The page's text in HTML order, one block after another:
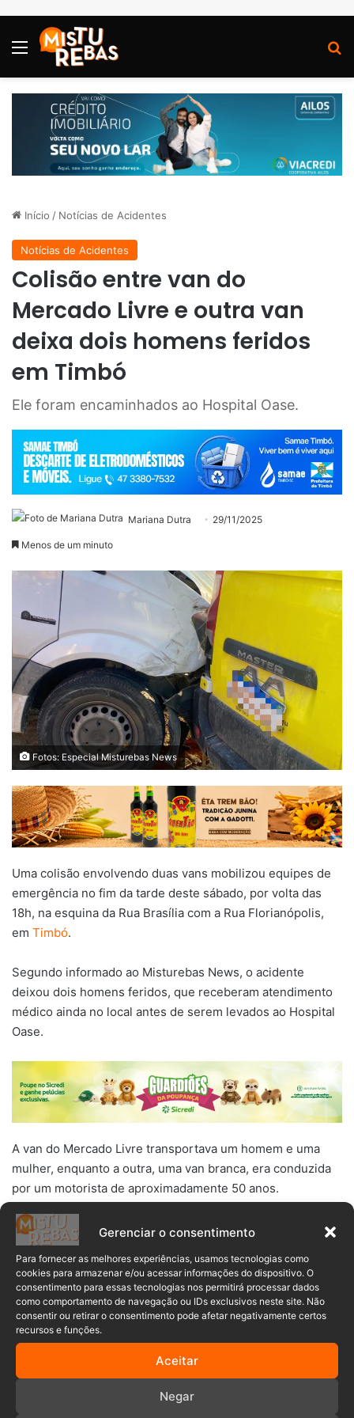
Gerenciar o consentimento
Para fornecer as melhores experiências, usamos tecnologias como
cookies para armazenar e/ou acessar informações do dispositivo. O
consentimento para essas tecnologias nos permitirá processar dados
como comportamento de navegação ou IDs exclusivos neste site. Não
consentir ou retirar o consentimento pode afetar negativamente certos
recursos e funções.
Aceitar
Negar
Menu
Início / Notícias de Acidentes
Notícias de Acidentes
Colisão entre van do
Mercado Livre e outra van
deixa dois homens feridos
em Timbó
Ele foram encaminhados ao Hospital Oase.
Mariana Dutra 29/11/2025
Menos de um minuto
Fotos: Especial Misturebas News
Uma colisão envolvendo duas vans mobilizou equipes de
emergência no fim da tarde deste sábado, por volta das
18h, na esquina da Rua Brasília com a Rua Florianópolis,
em Timbó.
Segundo informado ao Misturebas News, o acidente
deixou dois homens feridos, que receberam atendimento
médico ainda no local antes de serem levados ao Hospital
Oase.
A van do Mercado Livre transportava um homem e uma
mulher, enquanto a outra, uma van branca, era conduzida
por um motorista de aproximadamente 50 anos.
>> LEIA TAMBÉM:Colisão frontal entre carro e carreta deixa
dois mortos na BR-470 em Pouso Redondo